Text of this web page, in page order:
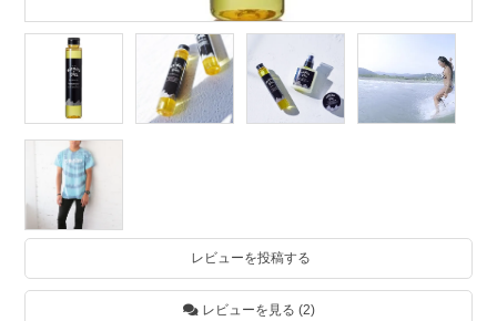
レビューを投稿する
レビューを見る (2)